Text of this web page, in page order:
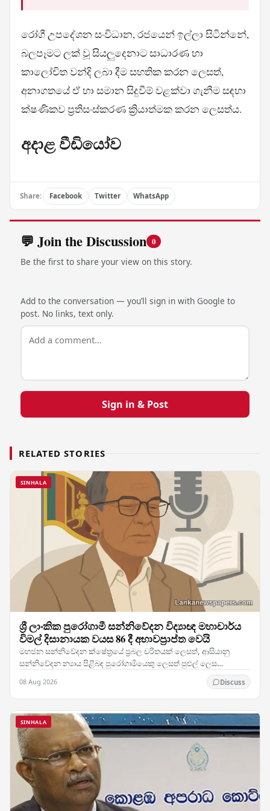
රෝගී උපදේශන සංවිධාන, රජයෙන් ඉල්ලා සිටින්නේ,
බලපෑමට ලක් වූ සියලුදෙනාට සාධාරණ හා
කාලෝචිත වන්දි ලබා දීම සහතික කරන ලෙසත්,
අනාගතයේ ඒ හා සමාන සිදුවීම් වළක්වා ගැනීම සඳහා
ක්ෂණිකව ප්‍රතිසංස්කරණ ක්‍රියාත්මක කරන ලෙසත්ය.
අදාළ වීඩියෝව
Share: Facebook Twitter WhatsApp
💬 Join the Discussion 0
Be the first to share your view on this story.
Add to the conversation — you’ll sign in with Google to
post. No links, text only.
Sign in & Post
RELATED STORIES
SINHALA
ශ්‍රී ලාංකික පුරෝගාමී සන්නිවේදන විද්‍යාඥ මහාචාර්ය
විමල් දිසානායක වයස 86 දී අභාවප්‍රාප්ත වෙයි
මහජන සන්නිවේදන ක්ෂේත්‍රයේ ප්‍රබල චරිතයක් ලෙසත්, ආසියානු
සන්නිවේදන න්‍යාය පිළිබඳ පුරෝගාමියෙකු ලෙසත් පුළුල් ලෙස
08 Aug 2026 Discuss
SINHALA